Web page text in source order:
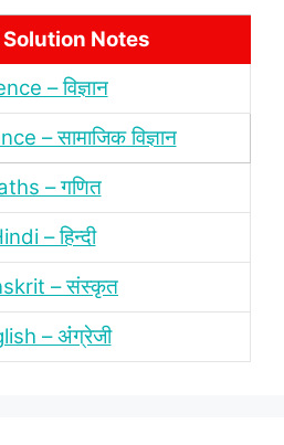
Solution Notes
– विज्ञान
– सामाजिक विज्ञान
– गणित
– हिन्‍दी
– संस्‍कृत
– अंंग्रेजी